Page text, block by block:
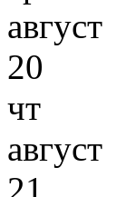
август
20
чт
август
21